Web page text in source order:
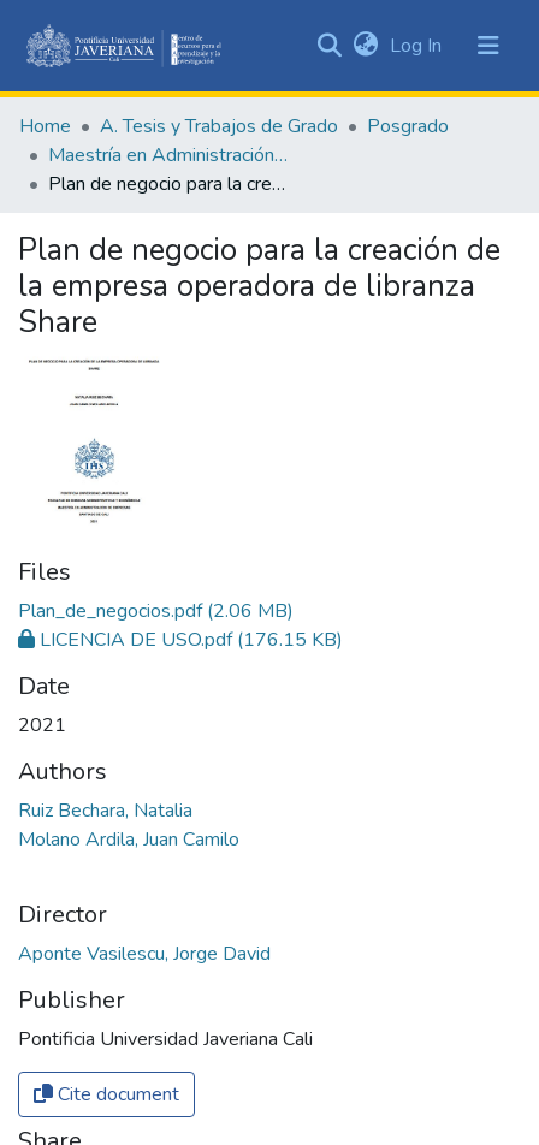
&
Collections
All of DSpace
Statistics
Log In (current)
Home A. Tesis y Trabajos de Grado
Posgrado
Maestría en Administración de Empresas
Plan de negocio para la creación de la empresa operadora de libranza Share
Plan de negocio para la creación de
la empresa operadora de libranza
Share
Files
Plan_de_negocios.pdf(2.06 MB)
LICENCIA DE USO.pdf(176.15 KB)
Date
2021
Authors
Ruiz Bechara, Natalia
Molano Ardila, Juan Camilo
Director
Aponte Vasilescu, Jorge David
Publisher
Pontificia Universidad Javeriana Cali
Cite document